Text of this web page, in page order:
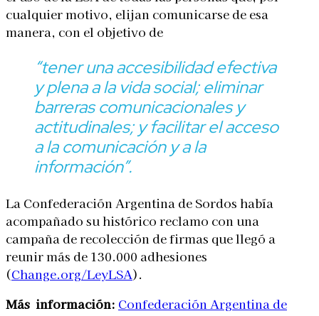
cualquier motivo, elijan comunicarse de esa
manera, con el objetivo de
“tener una accesibilidad efectiva
y plena a la vida social; eliminar
barreras comunicacionales y
actitudinales; y facilitar el acceso
a la comunicación y a la
información”.
La Confederación Argentina de Sordos había
acompañado su histórico reclamo con una
campaña de recolección de firmas que llegó a
reunir más de 130.000 adhesiones
(Change.org/LeyLSA).
Más información: Confederación Argentina de